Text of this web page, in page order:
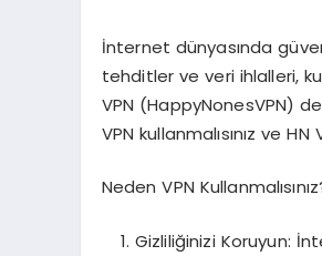
İnternet dünyasında
tehditler ve veri ihlalleri,
VPN (HappyNonesVPN)
VPN kullanmalısınız ve
Neden VPN
Gizliliğinizi Koruyun: